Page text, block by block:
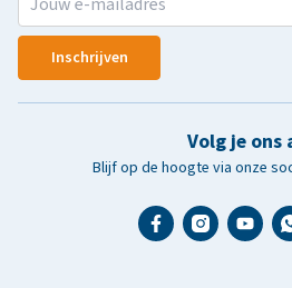
Inschrijven
Volg je ons
Blijf op de hoogte via onze